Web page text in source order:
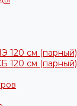
120 см (парный)
120 см (парный)